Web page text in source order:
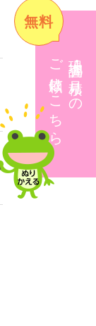
現地調査・見積りの
ご依頼はこちら
無料